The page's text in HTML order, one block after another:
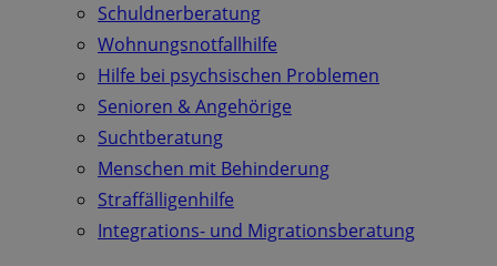
Schuldnerberatung
Wohnungsnotfallhilfe
Hilfe bei psychsischen Problemen
Senioren & Angehörige
Suchtberatung
Menschen mit Behinderung
Straffälligenhilfe
Integrations- und Migrationsberatung